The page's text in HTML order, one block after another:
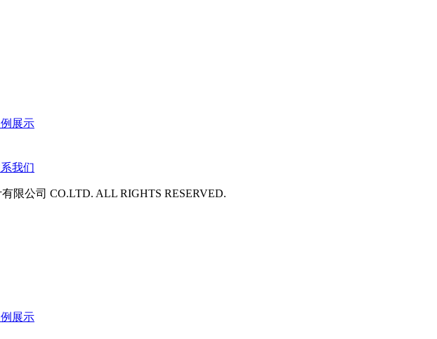
展示
我们
限公司 CO.LTD. ALL RIGHTS RESERVED.
展示